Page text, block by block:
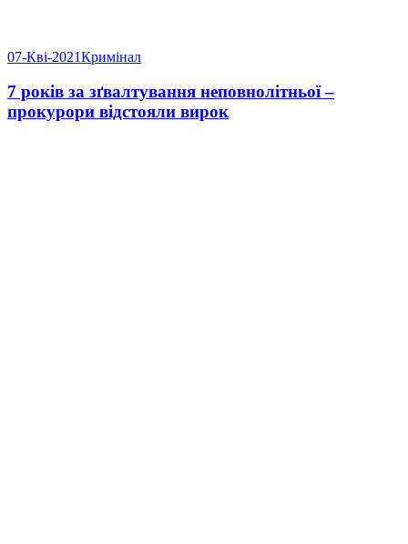
07-Кві-2021Кримінал
7 років за зґвалтування неповнолітньої –
прокурори відстояли вирок